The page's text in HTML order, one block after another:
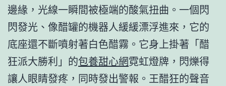
邊緣，光線一瞬間被極端的酸氣扭曲。一個閃
閃發光、像醋罐的機器人緩緩漂浮進來，它的
底座還不斷噴射著白色醋霧。它身上掛著「醋
狂派大勝利」的包養甜心網霓虹燈牌，閃爍得
讓人眼睛發疼，同時發出警報。王醋狂的聲音